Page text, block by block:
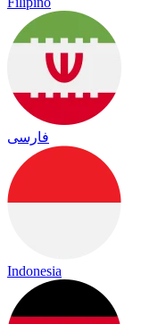
فارسی
Indonesia